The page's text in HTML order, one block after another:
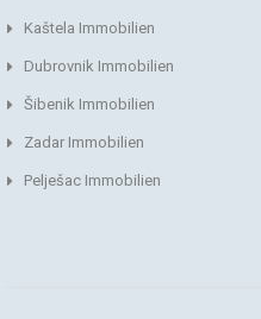
Kaštela Immobilien
Dubrovnik Immobilien
Šibenik Immobilien
Zadar Immobilien
Pelješac Immobilien